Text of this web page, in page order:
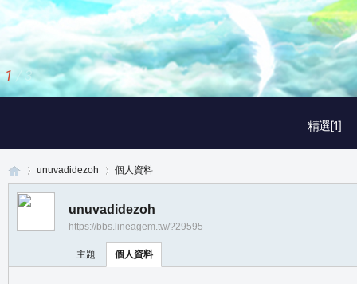
精選[1]
2 / 3
unuvadidezoh 個人資料
unuvadidezoh
https://bbs.lineagem.tw/?29595
主題 個人資料